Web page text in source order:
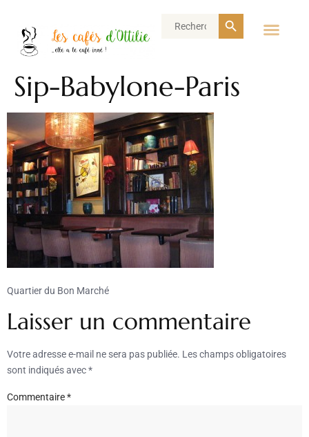
Search
Search Button
Sip-Babylone-Paris
Quartier du Bon Marché
Laisser un commentaire
Votre adresse e-mail ne sera pas publiée. Les champs obligatoires
sont indiqués avec*
Commentaire*